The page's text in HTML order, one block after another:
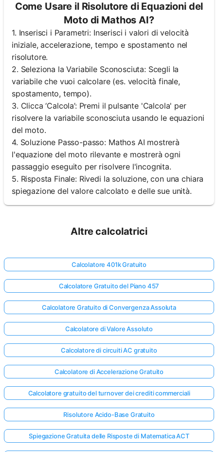
Come Usare il Risolutore di Equazioni del
Moto di Mathos AI?
1. Inserisci i Parametri: Inserisci i valori di velocità
iniziale, accelerazione, tempo e spostamento nel
risolutore.
2. Seleziona la Variabile Sconosciuta: Scegli la
variabile che vuoi calcolare (es. velocità finale,
spostamento, tempo).
3. Clicca ‘Calcola’: Premi il pulsante 'Calcola' per
risolvere la variabile sconosciuta usando le equazioni
del moto.
4. Soluzione Passo-passo: Mathos AI mostrerà
l'equazione del moto rilevante e mostrerà ogni
passaggio eseguito per risolvere l'incognita.
5. Risposta Finale: Rivedi la soluzione, con una chiara
spiegazione del valore calcolato e delle sue unità.
Altre calcolatrici
Calcolatore 401k Gratuito
Calcolatore Gratuito del Piano 457
Calcolatore Gratuito di Convergenza Assoluta
Calcolatore di Valore Assoluto
Calcolatore di circuiti AC gratuito
Calcolatore di Accelerazione Gratuito
Calcolatore gratuito del turnover dei crediti commerciali
Risolutore Acido-Base Gratuito
Spiegazione Gratuita delle Risposte di Matematica ACT